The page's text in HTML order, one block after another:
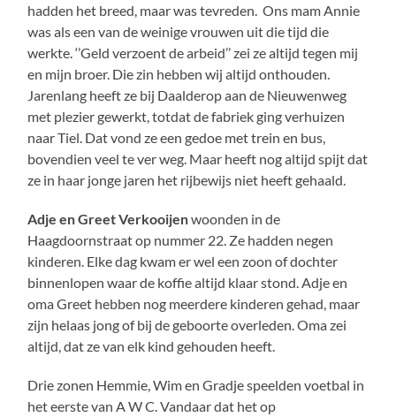
hadden het breed, maar was tevreden. Ons mam Annie
was als een van de weinige vrouwen uit die tijd die
werkte. ‘’Geld verzoent de arbeid’’ zei ze altijd tegen mij
en mijn broer. Die zin hebben wij altijd onthouden.
Jarenlang heeft ze bij Daalderop aan de Nieuwenweg
met plezier gewerkt, totdat de fabriek ging verhuizen
naar Tiel. Dat vond ze een gedoe met trein en bus,
bovendien veel te ver weg. Maar heeft nog altijd spijt dat
ze in haar jonge jaren het rijbewijs niet heeft gehaald.
Adje en Greet Verkooijenwoonden in de
Haagdoornstraat op nummer 22. Ze hadden negen
kinderen. Elke dag kwam er wel een zoon of dochter
binnenlopen waar de koffie altijd klaar stond. Adje en
oma Greet hebben nog meerdere kinderen gehad, maar
zijn helaas jong of bij de geboorte overleden. Oma zei
altijd, dat ze van elk kind gehouden heeft.
Drie zonen Hemmie, Wim en Gradje speelden voetbal in
het eerste van A W C. Vandaar dat het op